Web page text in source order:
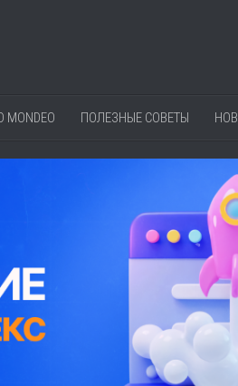
MONDEO ПОЛЕЗНЫЕ СОВЕТЫ